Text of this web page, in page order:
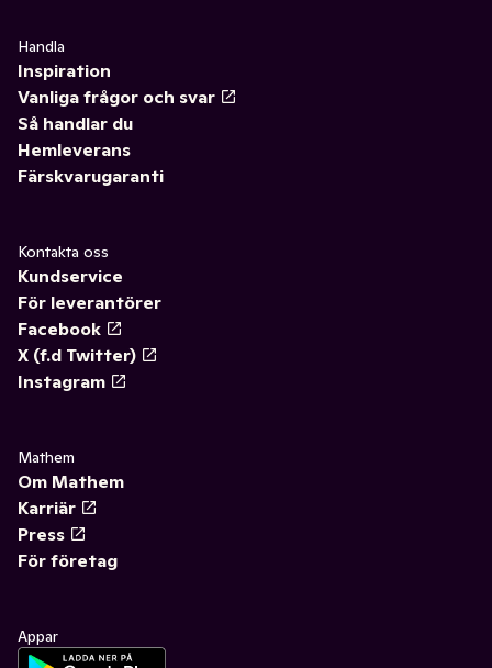
Handla
Inspiration
Vanliga frågor och svar
Så handlar du
Hemleverans
Färskvarugaranti
Kontakta oss
Kundservice
För leverantörer
Facebook
X (f.d Twitter)
Instagram
Mathem
Om Mathem
Karriär
Press
För företag
Appar